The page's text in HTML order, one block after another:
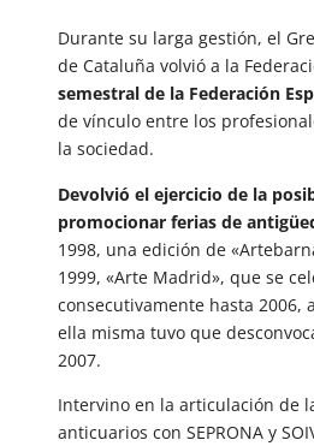
Durante su larga gestión, el
de Cataluña volvió a la
semestral de la Federación
de vínculo entre los
la sociedad.
Devolvió el ejercicio de la
promocionar ferias de
1998, una edición de
1999, «Arte Madrid», que se
consecutivamente hasta 2006,
ella misma tuvo que
2007.
Intervino en la articulación de
anticuarios con SEPRONA y